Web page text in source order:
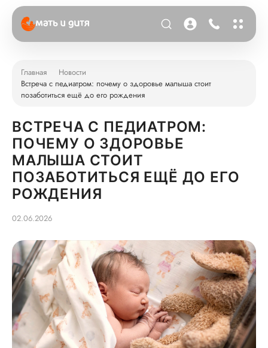
Главная
Новости
Встреча с педиатром: почему о здоровье малыша стоит
позаботиться ещё до его рождения
ВСТРЕЧА С ПЕДИАТРОМ:
ПОЧЕМУ О ЗДОРОВЬЕ
МАЛЫША СТОИТ
ПОЗАБОТИТЬСЯ ЕЩЁ ДО ЕГО
РОЖДЕНИЯ
02.06.2026